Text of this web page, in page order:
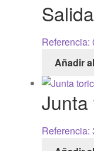
Referencia:
Añadir
Junta
Referencia: